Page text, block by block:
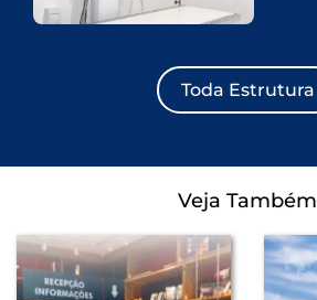
Toda Estrutura
Veja Também